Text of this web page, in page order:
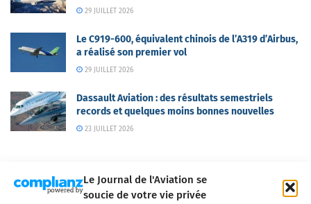
Le Journal de l'Aviation se
soucie de votre vie privée
29 JUILLET 2026
Le C919-600, équivalent chinois de l’A319 d’Airbus,
a réalisé son premier vol
29 JUILLET 2026
Dassault Aviation : des résultats semestriels
records et quelques moins bonnes nouvelles
23 JUILLET 2026